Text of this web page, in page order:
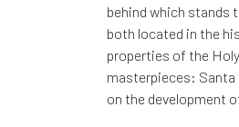
Я ДАЮ
behind which stands
both located in the
properties of the
masterpieces: Santa
on the development